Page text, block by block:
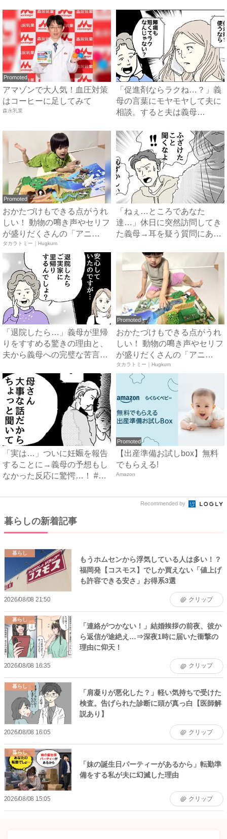
Promoted
アマゾンで大人気！血圧対策
はコーヒーに足してみて
森永乳業
「促進剤ならラクね…？」義
母の言葉にモヤモヤして夫に
相談。すると夫は義母
Promoted
おかたづけもできる点がうれ
しい！ 動物の鳴き声やセリフ
が盛りだくさんの「アニ
ア ...
タカラトミー｜Hugkum
「ねぇ…ところであなた
達…」休日に突然訪問してき
た義母→耳を疑う質問にあ
「退院したら…」義母が里帰
りをすすめる驚きの理由と、
夫から義母への完璧な苦言
Promoted
おかたづけもできる点がうれ
しい！ 動物の鳴き声やセリフ
が盛りだくさんの「アニ
ア ...
タカラトミー｜Hugkum
「実は…」ついに妊娠を報告
することに→義母の予想もし
なかった反応に驚愕…！ #
Promoted
【出産準備お試しbox】無料
でもらえる!
Amazon
Recommended by
暮らしの新着記事
暮らし
もうホムセンから浮気している人は多い！？
福岡発【コスモス】でしか買えない「値上げ
も許容できる安さ」お得系3選
2026/08/08 21:50 クリップ
暮らし
「連絡がつかない！」結婚挨拶の前夜、彼か
ら返信が途絶え…⇒深夜1時に届いた衝撃の
理由に仰天！
2026/08/08 16:35 クリップ
暮らし
「肩凝りが悪化した？」軽い気持ちで受けた
検査。告げられた診断に頭が真っ白【医師解
説あり】
2026/08/08 16:05 クリップ
暮らし
「妹の誕生日パーティーがあるから」転勤準
備をする私が夫に幻滅した理由
2026/08/08 15:05 クリップ